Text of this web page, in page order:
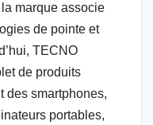
marque associe
de pointe et
TECNO
de produits
des smartphones,
portables,